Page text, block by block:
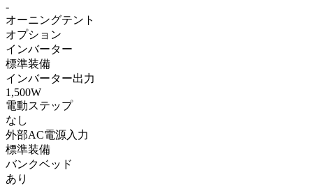
-
オーニングテント
オプション
インバーター
標準装備
インバーター出力
1,500W
電動ステップ
なし
外部AC電源入力
標準装備
バンクベッド
あり